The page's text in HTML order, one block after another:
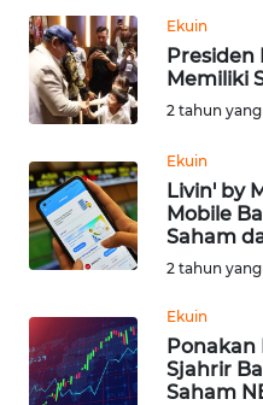
Ekuin
Presiden
Memiliki
2 tahun
Ekuin
Livin' by
Mobile
Saham
2 tahun
Ekuin
Ponakan
Sjahrir
Saham
SULTENG
WN
SULBAR
WN
BABEL
WN
WN
SUMSEL